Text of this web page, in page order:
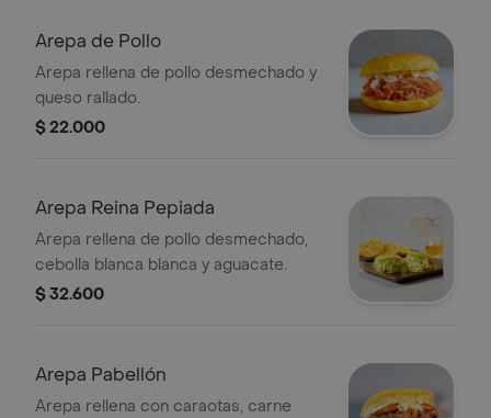
Arepa de Pollo
Arepa rellena de pollo desmechado y
queso rallado.
$ 22.000
Arepa Reina Pepiada
Arepa rellena de pollo desmechado,
cebolla blanca blanca y aguacate.
$ 32.600
Arepa Pabellón
Arepa rellena con caraotas, carne